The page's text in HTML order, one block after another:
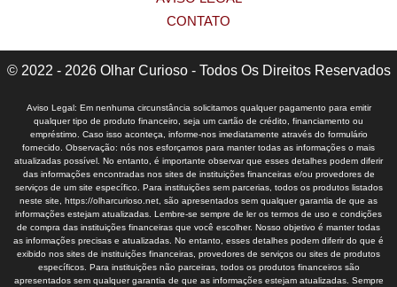
CONTATO
© 2022 - 2026 Olhar Curioso - Todos Os Direitos Reservados
Aviso Legal: Em nenhuma circunstância solicitamos qualquer pagamento para emitir
qualquer tipo de produto financeiro, seja um cartão de crédito, financiamento ou
empréstimo. Caso isso aconteça, informe-nos imediatamente através do formulário
fornecido. Observação: nós nos esforçamos para manter todas as informações o mais
atualizadas possível. No entanto, é importante observar que esses detalhes podem diferir
das informações encontradas nos sites de instituições financeiras e/ou provedores de
serviços de um site específico. Para instituições sem parcerias, todos os produtos listados
neste site, https://olharcurioso.net, são apresentados sem qualquer garantia de que as
informações estejam atualizadas. Lembre-se sempre de ler os termos de uso e condições
de compra das instituições financeiras que você escolher. Nosso objetivo é manter todas
as informações precisas e atualizadas. No entanto, esses detalhes podem diferir do que é
exibido nos sites de instituições financeiras, provedores de serviços ou sites de produtos
específicos. Para instituições não parceiras, todos os produtos financeiros são
apresentados sem qualquer garantia de que as informações estejam atualizadas. Sempre